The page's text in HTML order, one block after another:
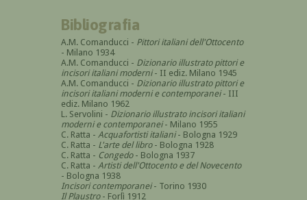
Bibliografia
A.M. Comanducci - Pittori italiani dell'Ottocento
- Milano 1934
A.M. Comanducci - Dizionario illustrato pittori e
incisori italiani moderni- II ediz. Milano 1945
A.M. Comanducci - Dizionario illustrato pittori e
incisori italiani moderni e contemporanei- III
ediz. Milano 1962
L. Servolini - Dizionario illustrato incisori italiani
moderni e contemporanei- Milano 1955
C. Ratta - Acquafortisti italiani- Bologna 1929
C. Ratta - L'arte del libro- Bologna 1928
C. Ratta - Congedo- Bologna 1937
C. Ratta - Artisti dell'Ottocento e del Novecento
- Bologna 1938
Incisori contemporanei- Torino 1930
Il Plaustro- Forlì 1912